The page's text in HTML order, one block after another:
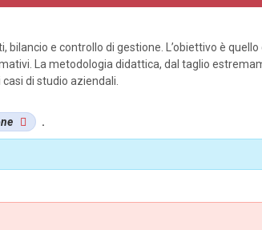
e controllo di gestione. L’obiettivo è
La metodologia didattica, dal taglio
di studio aziendali.
.